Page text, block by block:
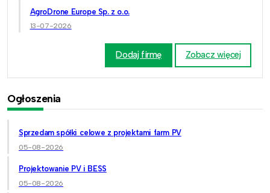
AgroDrone Europe Sp. z o.o.
13-07-2026
Dodaj firmę Zobacz więcej
Ogłoszenia
Sprzedam spółki celowe z projektami farm PV
05-08-2026
Projektowanie PV i BESS
05-08-2026